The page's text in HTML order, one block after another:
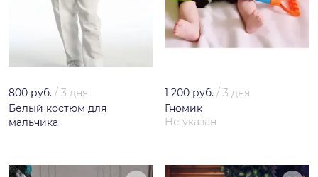
800 руб. / 3 дня
Белый костюм для
мальчика
1 200 руб. / 3 дня
Гномик
Не указан